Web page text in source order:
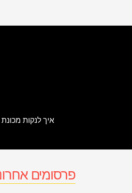
איך לנקות
פרסומים